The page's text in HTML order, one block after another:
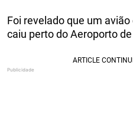
Foi revelado que um
caiu perto do Aeroporto